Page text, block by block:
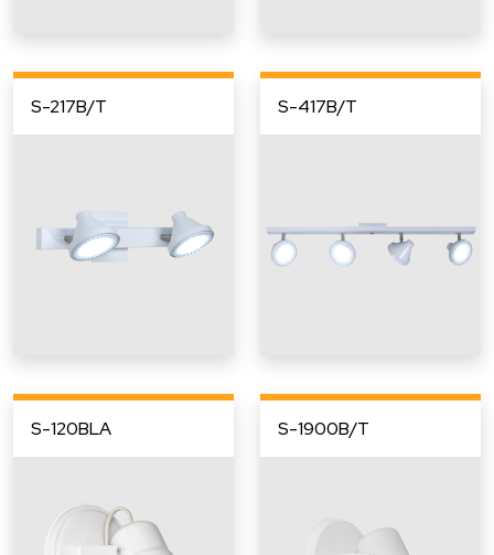
S-217B/T S-417B/T
S-120BLA S-1900B/T